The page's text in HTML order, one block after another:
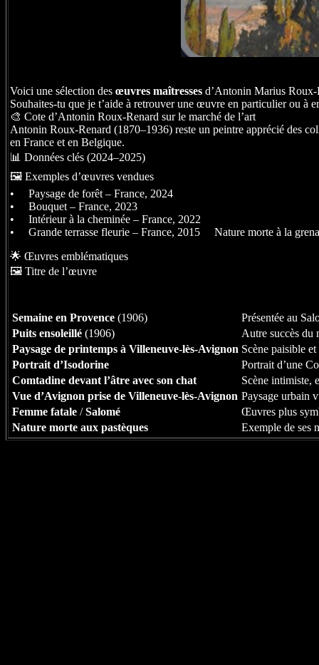
Voici une sélection des œuvres maîtresses d’Antonin Marius Roux-
Souhaites-tu que je t’aide à retrouver une œuvre en particulier ou à
🎨 Cote d’Antonin Roux-Renard sur le marché de l’art
Antonin Roux-Renard (1870–1936) reste un peintre apprécié des
en France et en Belgique.
📊 Données clés (2024–2025)
🖼️ Exemples d’œuvres vendues
• Paysage de forêt – France, 2024
• Bouquet – France, 2023
• Intérieur à la cheminée – France, 2022
• Grande terrasse fleurie – France, 2015 Nature morte à la
🌟 Œuvres emblématiques
🖼️ Titre de l’œuvre
Semaine en Provence (1906)
Présentée au
Puits ensoleillé (1906)
Autre succès du
Paysage de printemps à Villeneuve-lès-Avignon Scène paisible
Portrait d’Isodorine
Portrait d’une
Comtadine devant l’âtre avec son chat
Scène intimiste,
Vue d’Avignon prise de Villeneuve-lès-Avignon Paysage urbain
Femme fatale /Salomé
Œuvres plus
Nature morte aux pastèques
Exemple de ses